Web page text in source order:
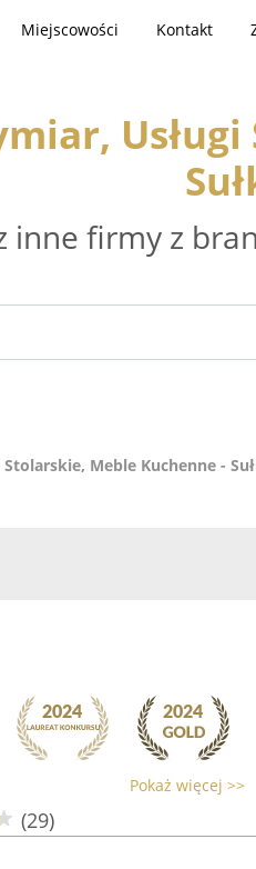
Miejscowości Kontakt
inne firmy z
Meble Kuchenne -
Pokaż więcej >>
(29)